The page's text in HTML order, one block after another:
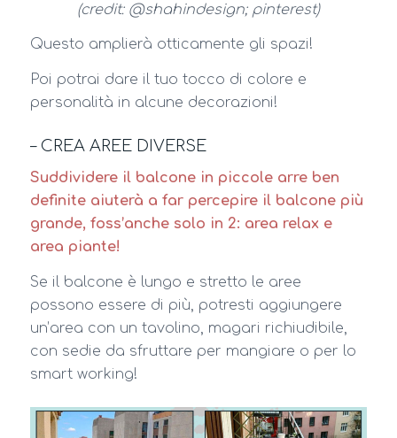
(credit: @shahindesign; pinterest)
Questo amplierà otticamente gli spazi!
Poi potrai dare il tuo tocco di colore e
personalità in alcune decorazioni!
– CREA AREE DIVERSE
Suddividere il balcone in piccole arre ben
definite aiuterà a far percepire il balcone più
grande, foss’anche solo in 2: area relax e
area piante!
Se il balcone è lungo e stretto le aree
possono essere di più, potresti aggiungere
un’area con un tavolino, magari richiudibile,
con sedie da sfruttare per mangiare o per lo
smart working!